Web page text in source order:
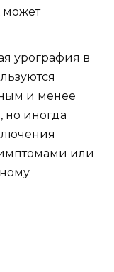
может
урография в
и менее
но иногда
или